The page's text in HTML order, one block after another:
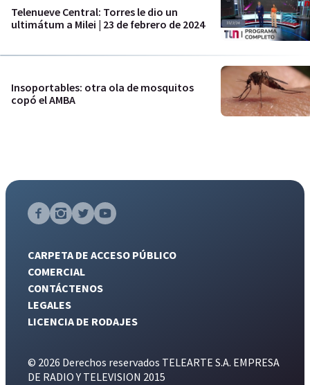
Telenueve Central: Torres le dio un
ultimátum a Milei | 23 de febrero de 2024
Insoportables: otra ola de mosquitos
copó el AMBA
CARPETA DE ACCESO PÚBLICO
COMERCIAL
CONTÁCTENOS
LEGALES
LICENCIA DE RODAJES
© 2026 Derechos reservados TELEARTE S.A. EMPRESA
DE RADIO Y TELEVISION 2015